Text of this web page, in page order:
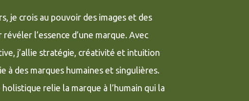
je crois au pouvoir des images et des
l’essence d’une marque. Avec
j’allie stratégie, créativité et intuition
à des marques humaines et singulières.
relie la marque à l’humain qui la